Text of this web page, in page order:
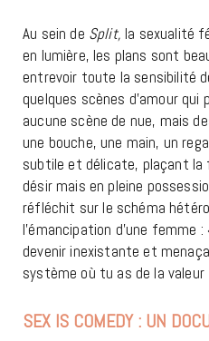
Au sein de Split, la sexualité
en lumière, les plans sont
entrevoir toute la sensibilité
quelques scènes d’amour qui
aucune scène de nue, mais
une bouche, une main, un
subtile et délicate, plaçant la
désir mais en pleine
réfléchit sur le schéma
l’émancipation d’une femme
devenir inexistante et
système où tu as de la valeur
SEX IS COMEDY : UN